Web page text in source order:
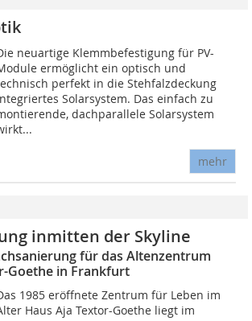
neuartige Klemmbefestigung für PV-
ermöglicht ein optisch und
perfekt in die Stehfalzdeckung
Solarsystem. Das einfach zu
dachparallele Solarsystem
mehr
inmitten der Skyline
für das Altenzentrum
Goethe in Frankfurt
1985 eröffnete Zentrum für Leben im
Haus Aja Textor-Goethe liegt im